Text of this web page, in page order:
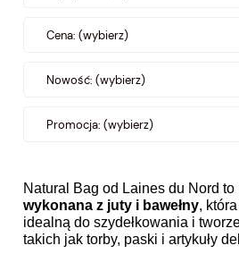
Cena: (wybierz)
Nowość: (wybierz)
Promocja: (wybierz)
Natural Bag od Laines du Nord to
wykonana z juty i bawełny,
idealną do szydełkowania i
takich jak torby, paski i artykuły